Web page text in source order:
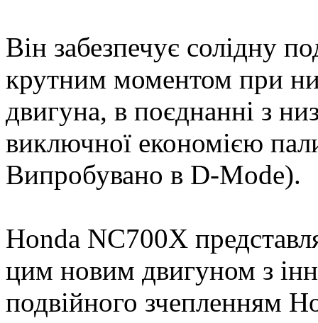
Він забезпечує солідну
крутним моментом при
двигуна, в поєднанні з
виключної економією
Випробувано в D-Mode).
Honda NC700X
цим новим двигуном з
подвійного зчепленням